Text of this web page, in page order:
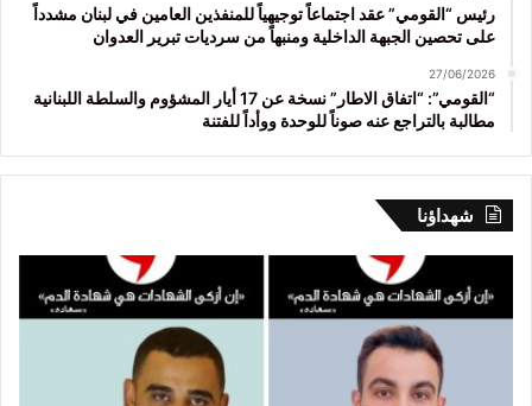
رئيس “القومي” عقد اجتماعاً توجيهياً للمنفذين العامين في لبنان مشدداً
على تحصين الجبهة الداخلية ومنبهاً من سرديات تبرير العدوان
27/06/2026
“القومي”: “اتفاق الاطار” نسخة عن 17 أيار المشؤوم والسلطة اللبنانية
مطالبة بالتراجع عنه صوناً للوحدة ووأداً للفتنة
شهداؤنا